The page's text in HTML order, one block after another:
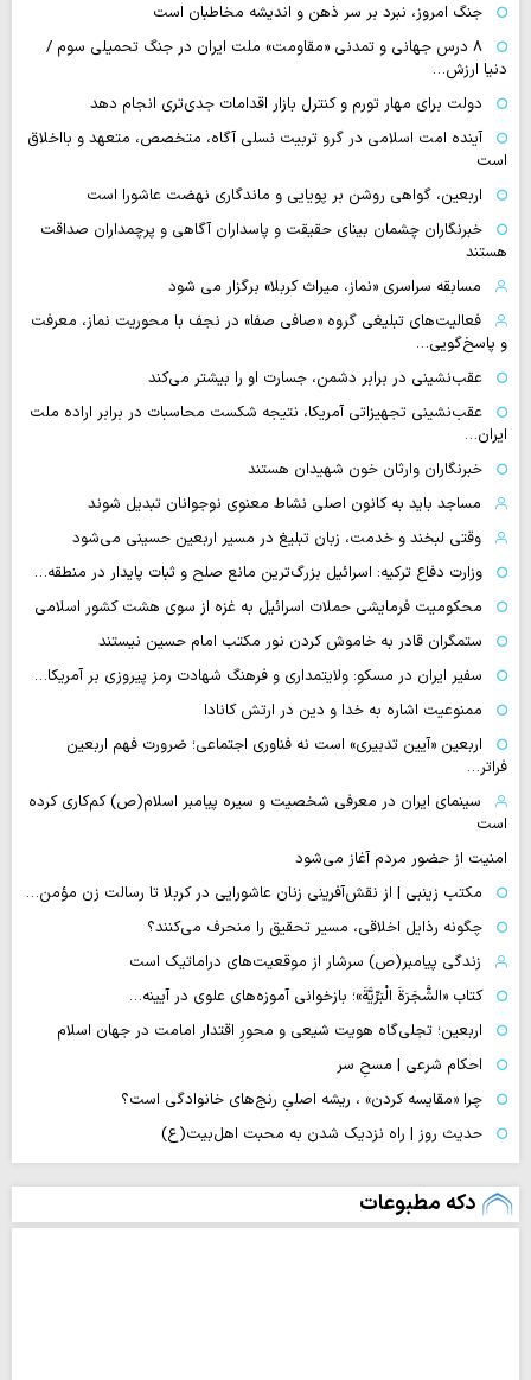
جنگ امروز، نبرد بر سر ذهن و اندیشه مخاطبان است
۸ درس جهانی و تمدنی «مقاومت» ملت ایران در جنگ تحمیلی سوم /
دنیا ارزش…
دولت برای مهار تورم و کنترل بازار اقدامات جدی‌تری انجام دهد
آینده امت اسلامی در گرو تربیت نسلی آگاه، متخصص، متعهد و بااخلاق
است
اربعین، گواهی روشن بر پویایی و ماندگاری نهضت عاشورا است
خبرنگاران چشمان بینای حقیقت و پاسداران آگاهی و پرچمداران صداقت
هستند
مسابقه سراسری «نماز، میراث کربلا» برگزار می شود
فعالیت‌های تبلیغی گروه «صافی صفا» در نجف با محوریت نماز، معرفت
و پاسخ‌گویی…
عقب‌نشینی در برابر دشمن، جسارت او را بیشتر می‌کند
عقب‌نشینی تجهیزاتی آمریکا، نتیجه شکست محاسبات در برابر اراده ملت
ایران…
خبرنگاران وارثان خون شهیدان هستند
مساجد باید به کانون اصلی نشاط معنوی نوجوانان تبدیل شوند
وقتی لبخند و خدمت، زبان تبلیغ در مسیر اربعین حسینی می‌شود
وزارت دفاع ترکیه: اسرائیل بزرگ‌ترین مانع صلح و ثبات پایدار در منطقه…
محکومیت فرمایشی حملات اسرائیل به غزه از سوی هشت کشور اسلامی
ستمگران قادر به خاموش کردن نور مکتب امام حسین نیستند
سفیر ایران در مسکو: ولایتمداری و فرهنگ شهادت رمز پیروزی بر آمریکا…
ممنوعیت اشاره به خدا و دین در ارتش کانادا
اربعین «آیین تدبیری» است نه فناوری اجتماعی؛ ضرورت فهم اربعین
فراتر…
سینمای ایران در معرفی شخصیت و سیره پیامبر اسلام(ص) کم‌کاری کرده
است
امنیت از حضور مردم آغاز می‌شود
مکتب زینبی | از نقش‌آفرینی زنان عاشورایی در کربلا تا رسالت زن مؤمن…
چگونه رذایل اخلاقی، مسیر تحقیق را منحرف می‌کنند؟
زندگی پیامبر(ص) سرشار از موقعیت‌های دراماتیک است
کتاب «الشَّجَرَةَ الْبَرِّیَّةَ»؛ بازخوانی آموزه‌های علوی در آیینه…
اربعین؛ تجلی‌گاه هویت شیعی و محورِ اقتدار امامت در جهان اسلام
احکام شرعی | مسحِ سر
چرا «مقایسه کردن» ، ریشه اصلیِ رنج‌های خانوادگی است؟
حدیث روز | راه نزدیک شدن به محبت اهل‌بیت(ع)
دکه مطبوعات